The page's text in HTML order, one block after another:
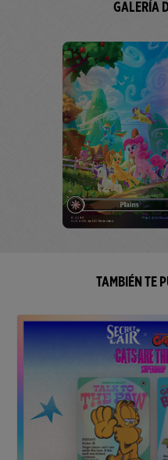
GALERÍA
TAMBIÉN TE